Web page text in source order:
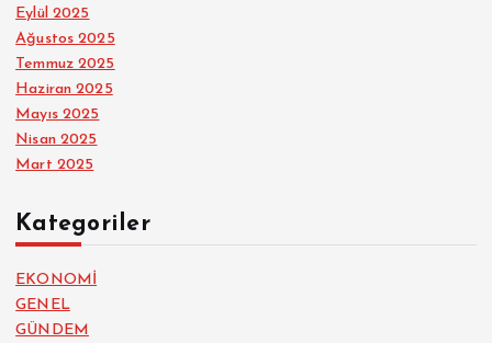
Eylül 2025
Ağustos 2025
Temmuz 2025
Haziran 2025
Mayıs 2025
Nisan 2025
Mart 2025
Kategoriler
EKONOMİ
GENEL
GÜNDEM